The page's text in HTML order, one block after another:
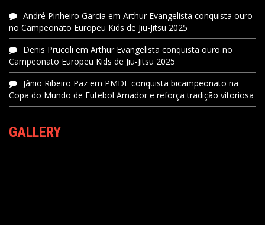
André Pinheiro Garcia em Arthur Evangelista conquista ouro
no Campeonato Europeu Kids de Jiu-Jitsu 2025
Denis Prucoli em Arthur Evangelista conquista ouro no
Campeonato Europeu Kids de Jiu-Jitsu 2025
Jânio Ribeiro Paz em PMDF conquista bicampeonato na
Copa do Mundo de Futebol Amador e reforça tradição vitoriosa
GALLERY